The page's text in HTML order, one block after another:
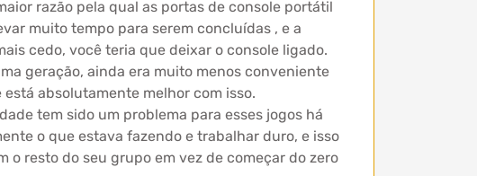
razão pela qual as portas de console portátil
muito tempo para serem concluídas , e a
cedo, você teria que deixar o console ligado.
geração, ainda era muito menos conveniente
absolutamente melhor com isso.
tem sido um problema para esses jogos há
o que estava fazendo e trabalhar duro, e isso
resto do seu grupo em vez de começar do zero